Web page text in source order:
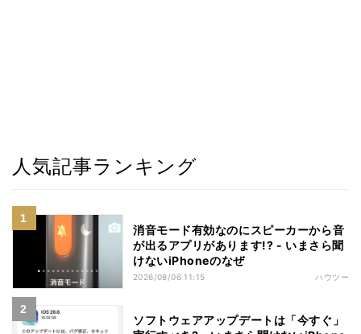
人気記事ランキング
消音モード有効なのにスピーカーから音
が出るアプリがあります!? - いまさら聞
けないiPhoneのなぜ
2026/08/06 11:15 ハウツー
ソフトウェアアップデートは「今すぐ」